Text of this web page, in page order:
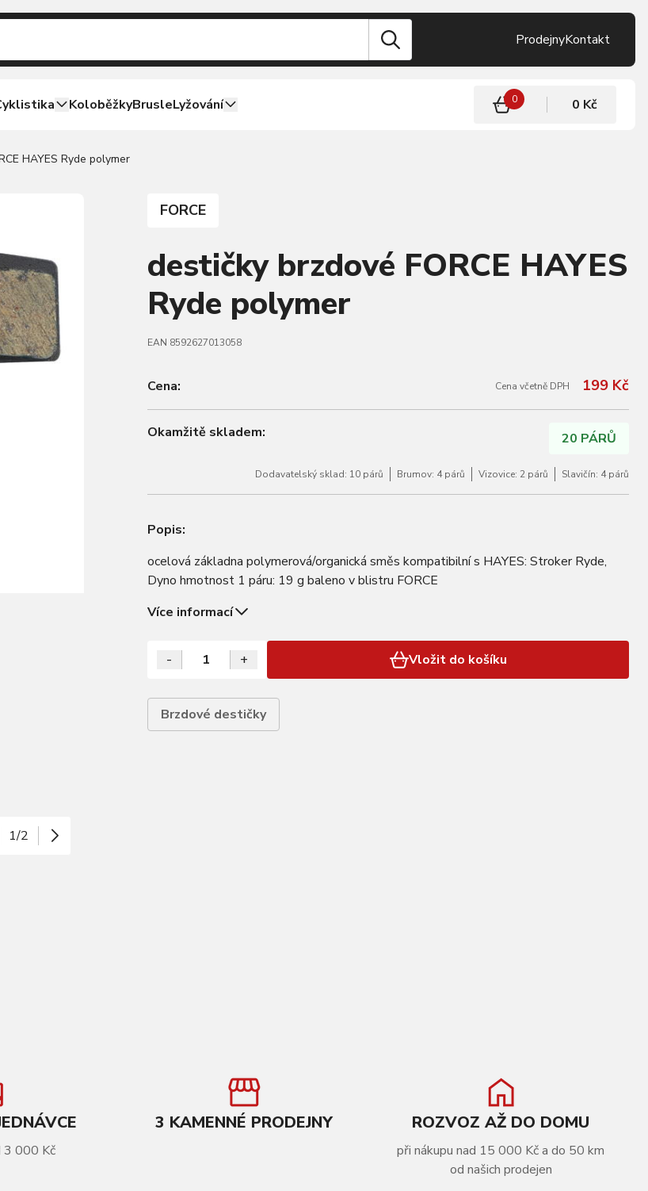
ProdejnyKontakt
KoloběžkyBrusleLyžování 0 0 Kč
HAYES Ryde polymer
1/2
FORCE
destičky brzdové FORCE HAYES
Ryde polymer
EAN 8592627013058
Cena: Cena včetně DPH 199 Kč
Okamžitě skladem: 20 PÁRŮ
Dodavatelský sklad: 10 párů Brumov: 4 párů Vizovice: 2 párů Slavičín: 4 párů
Popis:
ocelová základna polymerová/organická směs kompatibilní s HAYES: Stroker Ryde,
Dyno hmotnost 1 páru: 19 g baleno v blistru FORCE
Více informací
- + Vložit do košíku
Brzdové destičky
3 000 Kč
3 KAMENNÉ PRODEJNY ROZVOZ AŽ DO DOMU
při nákupu nad 15 000 Kč a do 50 km
od našich prodejen